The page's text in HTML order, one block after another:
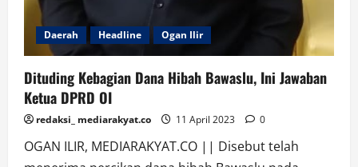
Daerah Headline Ogan Ilir
Dituding Kebagian Dana Hibah Bawaslu, Ini Jawaban
Ketua DPRD OI
redaksi_ mediarakyat.co 11 April 2023 0
OGAN ILIR, MEDIARAKYAT.CO || Disebut telah